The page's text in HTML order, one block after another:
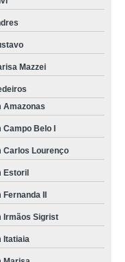
Mazzei
Amazonas
Belo I
Carlos Lourenço
Estoril
II
Irmãos Sigrist
Itatiaia